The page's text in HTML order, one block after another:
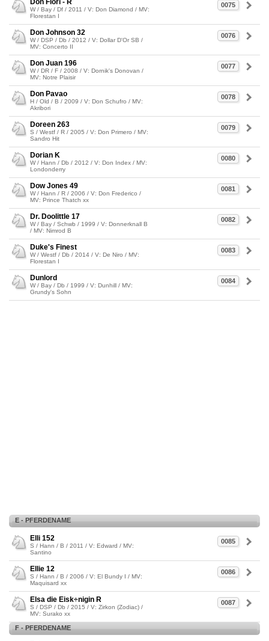
0075
Don Flori - R
W / Bay / Df / 2011 / V: Don Diamond / MV:
Florestan I
0076
Don Johnson 32
W / DSP / Db / 2012 / V: Dollar D'Or SB /
MV: Concerto II
0077
Don Juan 196
W / DR / F / 2008 / V: Dornik's Donovan /
MV: Notre Plaisir
0078
Don Pavao
H / Old / B / 2009 / V: Don Schufro / MV:
Akribori
0079
Doreen 263
S / Westf / R / 2005 / V: Don Primero / MV:
Sandro Hit
0080
Dorian K
W / Hann / Db / 2012 / V: Don Index / MV:
Londonderry
0081
Dow Jones 49
W / Hann / R / 2006 / V: Don Frederico /
MV: Prince Thatch xx
0082
Dr. Doolittle 17
W / Bay / Schwb / 1999 / V: Donnerknall B
/ MV: Nimrod B
0083
Duke's Finest
W / Westf / Db / 2014 / V: De Niro / MV:
Florestan I
0084
Dunlord
W / Bay / Db / 1999 / V: Dunhill / MV:
Grundy's Sohn
E - PFERDENAME
0085
Elli 152
S / Hann / B / 2011 / V: Edward / MV:
Santino
0086
Ellie 12
S / Hann / B / 2006 / V: El Bundy I / MV:
Maquisard xx
0087
Elsa die Eisk÷nigin R
S / DSP / Db / 2015 / V: Zirkon (Zodiac) /
MV: Surako xx
F - PFERDENAME